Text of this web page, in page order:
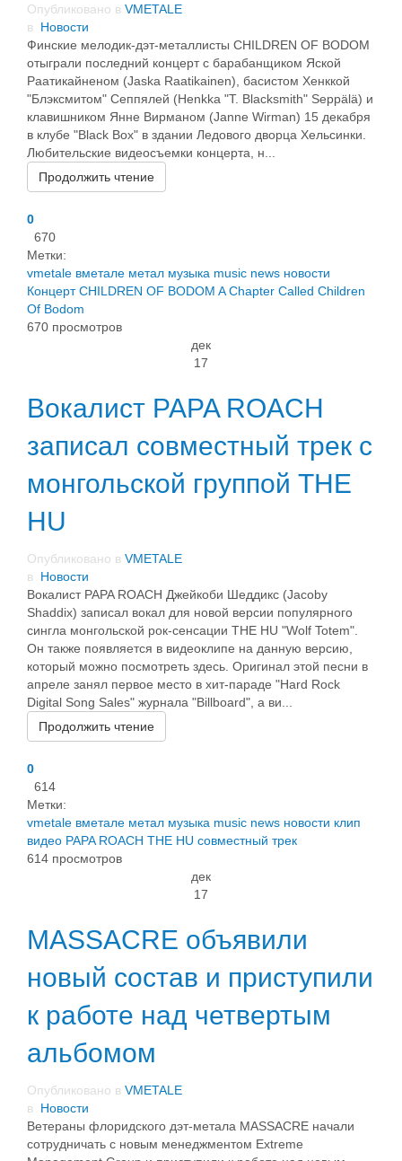
Опубликовано в VMETALE
в Новости
Финские мелодик-дэт-металлисты CHILDREN OF BODOM
отыграли последний концерт с барабанщиком Яской
Раатикайненом (Jaska Raatikainen), басистом Хенккой
"Блэксмитом" Сеппялей (Henkka "T. Blacksmith" Seppälä) и
клавишником Янне Вирманом (Janne Wirman) 15 декабря
в клубе "Black Box" в здании Ледового дворца Хельсинки.
Любительские видеосъемки концерта, н...
Продолжить чтение
0
670
Метки:
vmetale вметале метал музыка music news новости
Концерт CHILDREN OF BODOM A Chapter Called Children
Of Bodom
670 просмотров
дек
17
Вокалист PAPA ROACH
записал совместный трек с
монгольской группой THE
HU
Опубликовано в VMETALE
в Новости
Вокалист PAPA ROACH Джейкоби Шеддикс (Jacoby
Shaddix) записал вокал для новой версии популярного
сингла монгольской рок-сенсации THE HU "Wolf Totem".
Он также появляется в видеоклипе на данную версию,
который можно посмотреть здесь. Оригинал этой песни в
апреле занял первое место в хит-параде "Hard Rock
Digital Song Sales" журнала "Billboard", а ви...
Продолжить чтение
0
614
Метки:
vmetale вметале метал музыка music news новости клип
видео PAPA ROACH THE HU совместный трек
614 просмотров
дек
17
MASSACRE объявили
новый состав и приступили
к работе над четвертым
альбомом
Опубликовано в VMETALE
в Новости
Ветераны флоридского дэт-метала MASSACRE начали
сотрудничать с новым менеджментом Extreme